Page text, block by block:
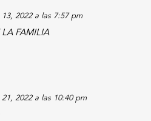
13, 2022 a las 7:57 pm
FAMILIA
21, 2022 a las 10:40 pm